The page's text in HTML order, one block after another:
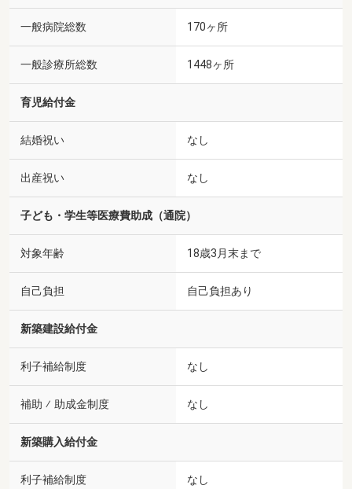
一般病院総数 170ヶ所
一般診療所総数 1448ヶ所
育児給付金
結婚祝い なし
出産祝い なし
子ども・学生等医療費助成（通院）
対象年齢 18歳3月末まで
自己負担 自己負担あり
新築建設給付金
利子補給制度 なし
補助 ⁄ 助成金制度 なし
新築購入給付金
利子補給制度 なし